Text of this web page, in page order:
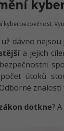
kyberbezpečnost.
už dávno nejsou
a jejich
útoků
znalosti
dotkne?